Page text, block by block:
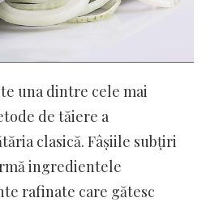
una dintre cele mai
de tăiere a
clasică. Fâșiile subțiri
ingredientele
rafinate care gătesc